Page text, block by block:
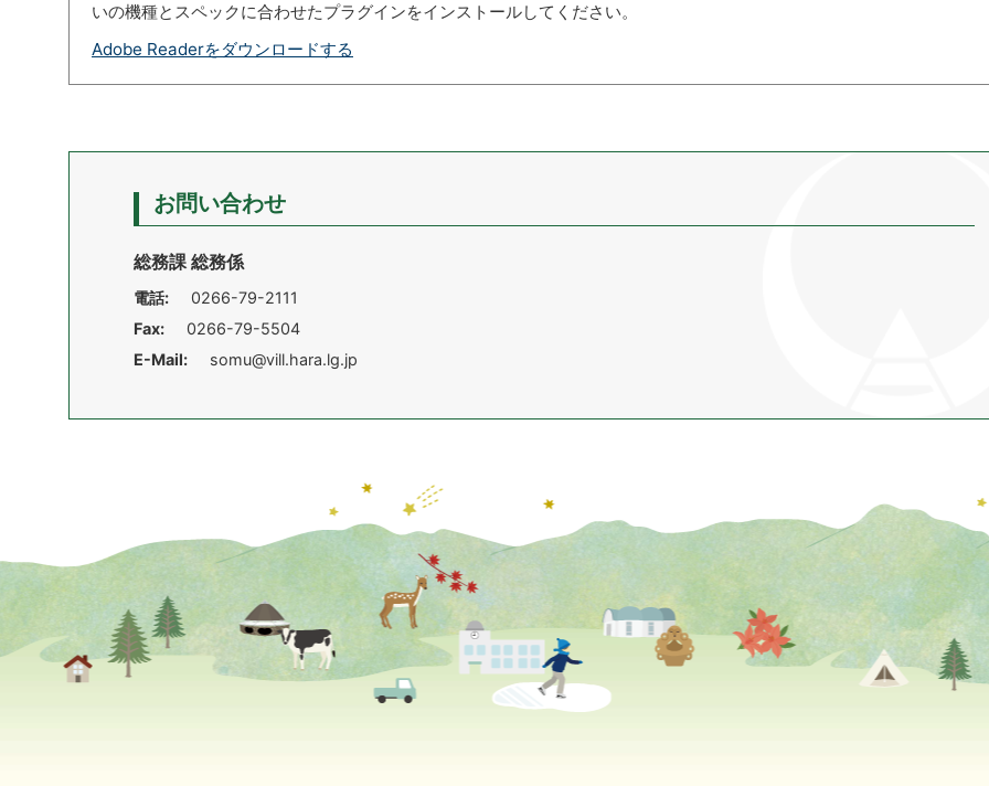
いの機種とスペックに合わせたプラグインをインストールしてください。
Adobe Readerをダウンロードする
お問い合わせ
総務課 総務係
電話:
0266-79-2111
Fax:
0266-79-5504
E-Mail:
somu@vill.hara.lg.jp